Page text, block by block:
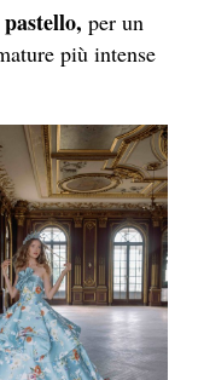
per un
più intense